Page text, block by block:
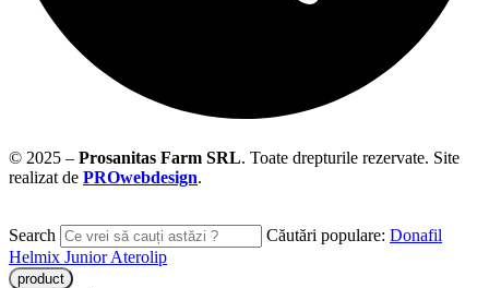
© 2025 – Prosanitas Farm SRL. Toate drepturile rezervate. Site
realizat de PROwebdesign.
Search Căutări populare: Donafil
Helmix JuniorAterolip